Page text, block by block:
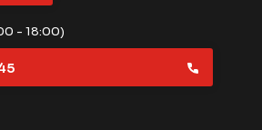
- 18:00)